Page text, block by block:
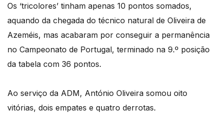
Os ‘tricolores’ tinham apenas 10 pontos somados,
aquando da chegada do técnico natural de Oliveira de
Azeméis, mas acabaram por conseguir a permanência
no Campeonato de Portugal, terminado na 9.º posição
da tabela com 36 pontos.
Ao serviço da ADM, António Oliveira somou oito
vitórias, dois empates e quatro derrotas.